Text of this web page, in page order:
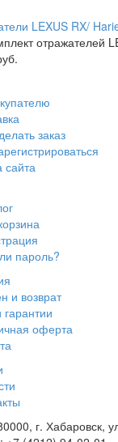
LEXUS RX/
отражателей
заказ
сайта
пароль?
и возврат
оферта
г. Хабаровск,